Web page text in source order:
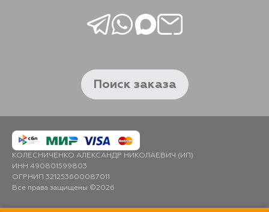
Поиск заказа
КОЛЕСНИЧЕНКО АЛЕКСАНДР НИКОЛАЕВИЧ (ИП)
ИНН 490801599803
ОГРНИП 321253600087011
Все права защищены ©2026